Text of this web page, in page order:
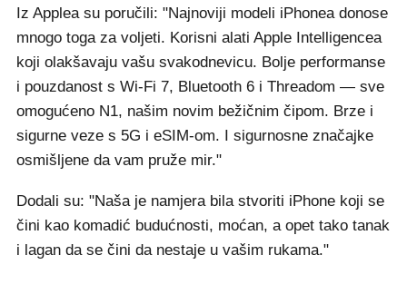
Iz Applea su poručili: "Najnoviji modeli iPhonea donose
mnogo toga za voljeti. Korisni alati Apple Intelligencea
koji olakšavaju vašu svakodnevicu. Bolje performanse
i pouzdanost s Wi‑Fi 7, Bluetooth 6 i Threadom — sve
omogućeno N1, našim novim bežičnim čipom. Brze i
sigurne veze s 5G i eSIM-om. I sigurnosne značajke
osmišljene da vam pruže mir."
Dodali su: "Naša je namjera bila stvoriti iPhone koji se
čini kao komadić budućnosti, moćan, a opet tako tanak
i lagan da se čini da nestaje u vašim rukama."